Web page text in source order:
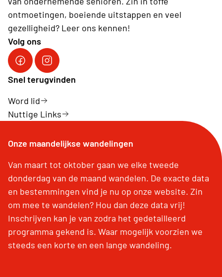
ontmoetingen, boeiende uitstappen en veel
gezelligheid? Leer ons kennen!
Volg ons
Facebook Neos Bierbeek
Instagram Neos Bierbeek
Snel terugvinden
Word lid
Nuttige Links
Onze maandelijkse wandelingen
Van maart tot oktober gaan we elke tweede
donderdag van de maand wandelen. De exacte data
en bestemmingen vind je nu op onze website. Zin
om mee te wandelen? Hou dan deze data vrij!
Inschrijven kan je van zodra het gedetailleerd
programma gekend is. Waar mogelijk voorzien we
steeds een korte en een lange wandeling.